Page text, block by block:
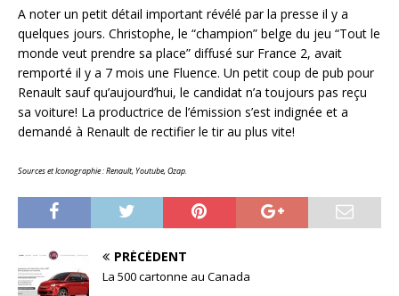
A noter un petit détail important révélé par la presse il y a
quelques jours. Christophe, le “champion” belge du jeu “Tout le
monde veut prendre sa place” diffusé sur France 2, avait
remporté il y a 7 mois une Fluence. Un petit coup de pub pour
Renault sauf qu’aujourd’hui, le candidat n’a toujours pas reçu
sa voiture! La productrice de l’émission s’est indignée et a
demandé à Renault de rectifier le tir au plus vite!
Sources et Iconographie : Renault, Youtube, Ozap.
PRÉCÉDENT
La 500 cartonne au Canada